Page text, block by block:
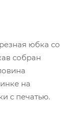
юбка со
собран
на
с печатью.